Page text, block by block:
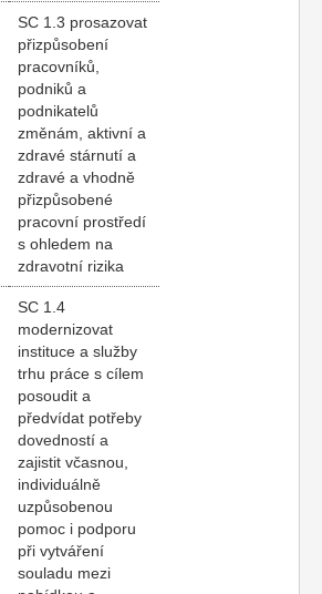
SC 1.3 prosazovat
přizpůsobení
pracovníků,
podniků a
podnikatelů
změnám, aktivní a
zdravé stárnutí a
zdravé a vhodně
přizpůsobené
pracovní prostředí
s ohledem na
zdravotní rizika
SC 1.4
modernizovat
instituce a služby
trhu práce s cílem
posoudit a
předvídat potřeby
dovedností a
zajistit včasnou,
individuálně
uzpůsobenou
pomoc i podporu
při vytváření
souladu mezi